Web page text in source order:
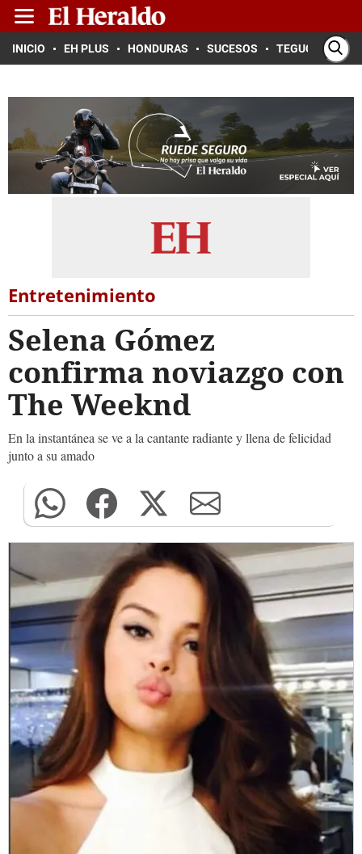
INICIO EH PLUS HONDURAS SUCESOS TEGUCIGALPA
Entretenimiento
Selena Gómez
confirma noviazgo con
The Weeknd
En la instantánea se ve a la cantante radiante y llena de felicidad
junto a su amado